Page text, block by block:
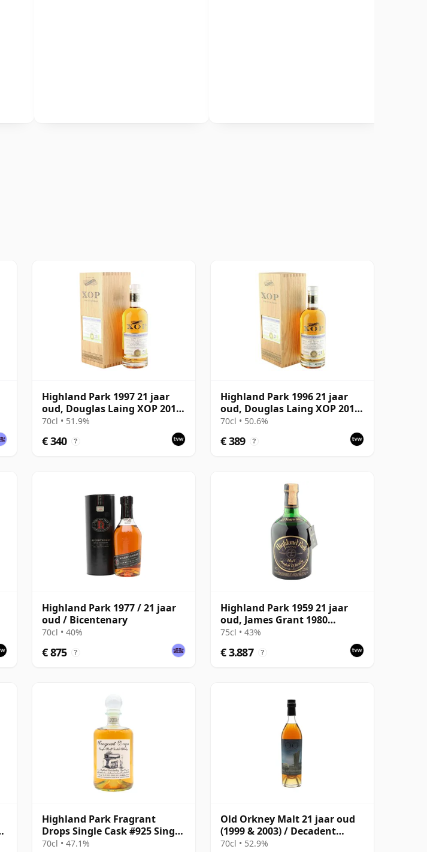
Highland Park 1997 21 jaar
oud, Douglas Laing XOP 2019,
Cask 13083
70cl • 51.9%
€ 340 ?
Highland Park 1996 21 jaar
oud, Douglas Laing XOP 2017,
Cask 12134
70cl • 50.6%
€ 389 ?
Highland Park 1977 / 21 jaar
oud / Bicentenary
70cl • 40%
€ 875 ?
Highland Park 1959 21 jaar
oud, James Grant 1980
Dumpy Bottling
75cl • 43%
€ 3.887 ?
Highland Park Fragrant
Drops Single Cask #925 Single
Malt 2003 21 jaar oud
70cl • 47.1%
Old Orkney Malt 21 jaar oud
(1999 & 2003) / Decadent
Drinks
70cl • 52.9%